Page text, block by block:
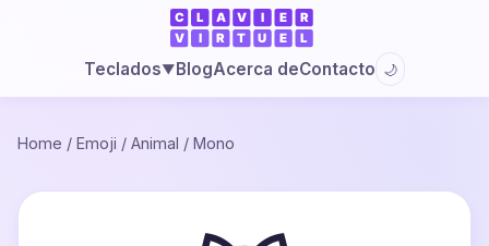
Teclados▼BlogAcerca deContacto 🌙
Home / Emoji / Animal / Mono